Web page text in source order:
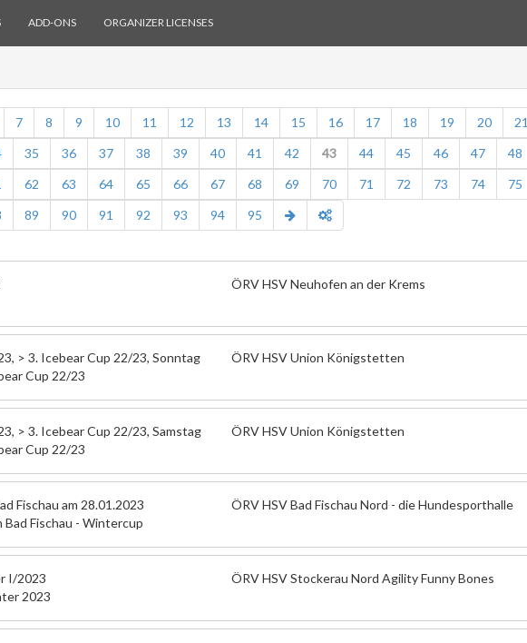
ADD-ONS ORGANIZER LICENSES
7 8 9 10 11 12 13 14 15 16 17 18 19 20 21
35 36 37 38 39 40 41 42 43 44 45 46 47 48
62 63 64 65 66 67 68 69 70 71 72 73 74 75
89 90 91 92 93 94 95
ÖRV HSV Neuhofen an der Krems
> 3. Icebear Cup 22/23, Sonntag
Cup 22/23
ÖRV HSV Union Königstetten
> 3. Icebear Cup 22/23, Samstag
Cup 22/23
ÖRV HSV Union Königstetten
Fischau am 28.01.2023
Fischau - Wintercup
ÖRV HSV Bad Fischau Nord - die Hundesporthalle
I/2023
2023
ÖRV HSV Stockerau Nord Agility Funny Bones